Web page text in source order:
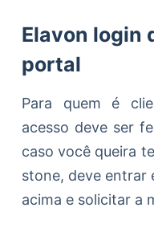
Elavon login
portal
Para quem é
acesso deve ser
caso você queira
stone, deve entrar
acima e solicitar a